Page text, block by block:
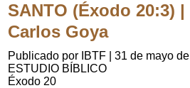
SANTO (Éxodo 20:3)
Carlos Goya
Publicado por IBTF
31 de mayo
ESTUDIO BÍBLICO
Éxodo 20